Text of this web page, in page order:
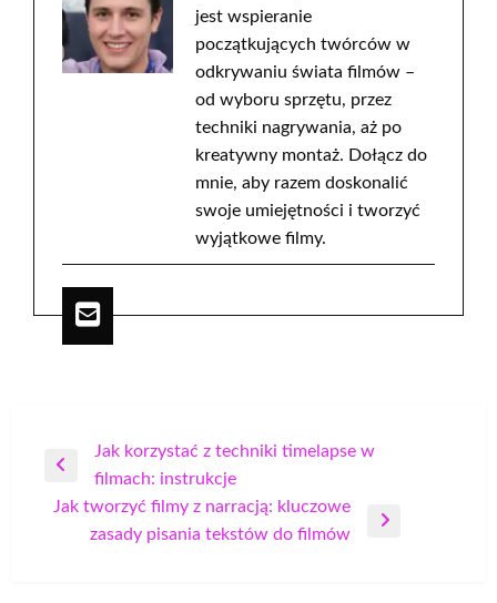
jest wspieranie
początkujących twórców w
odkrywaniu świata filmów –
od wyboru sprzętu, przez
techniki nagrywania, aż po
kreatywny montaż. Dołącz do
mnie, aby razem doskonalić
swoje umiejętności i tworzyć
wyjątkowe filmy.
Nawigacja
wpisu
Poprzedni
wpis
Jak korzystać z techniki timelapse w
filmach: instrukcje
Następny
Jak tworzyć filmy z narracją: kluczowe
zasady pisania tekstów do filmów